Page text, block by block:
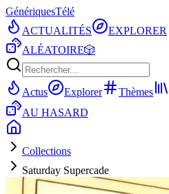
GénériquesTélé
ACTUALITÉS
EXPLORER
ALÉATOIRE🎲
Actus Explorer Thèmes
AU HASARD
Collections
Saturday Supercade